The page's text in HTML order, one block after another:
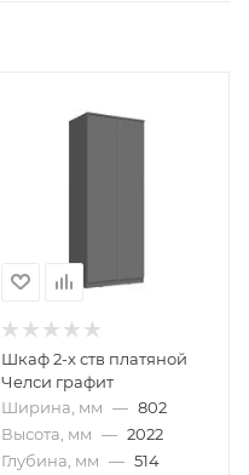
Шкаф 2-х ств платяной
Челси графит
Ширина, мм — 802
Высота, мм — 2022
Глубина, мм — 514